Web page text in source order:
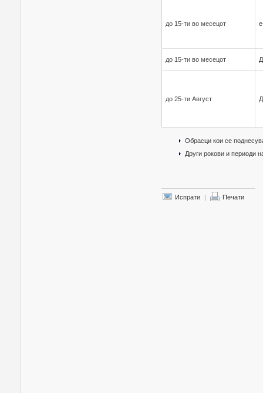
до 15-ти во месецот
до 15-ти во месецот
до 25-ти Август
Обрасци кои се
Други рокови и периоди
Испрати | Печати